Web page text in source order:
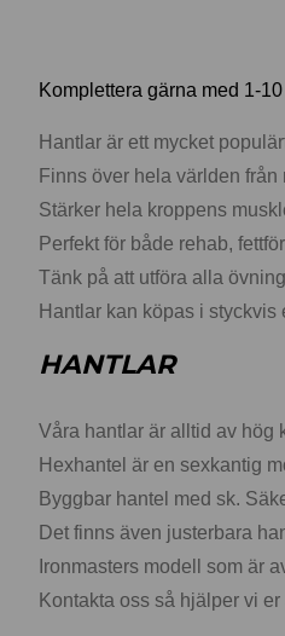
Komplettera gärna med 1-
Hantlar är ett mycket
Finns över hela världen
Stärker hela kroppens
Perfekt för både rehab,
Tänk på att utföra alla
Hantlar kan köpas i styckvis
HANTLAR
Våra hantlar är alltid av hög
Hexhantel är en sexkantig
Byggbar hantel med sk.
Det finns även justerbara
Ironmasters modell som är
Kontakta oss så hjälper vi er